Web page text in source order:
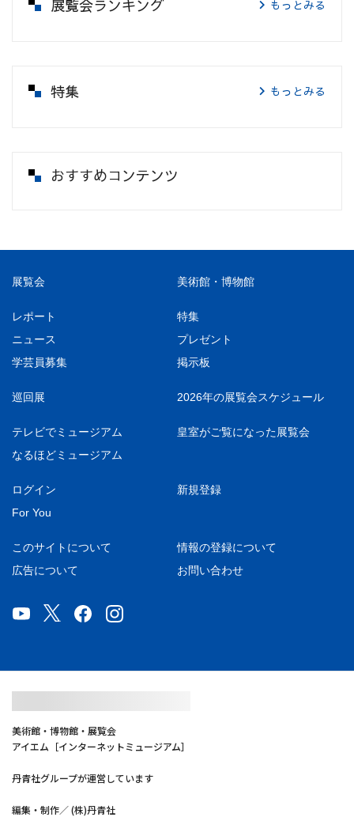
展覧会ランキング もっとみる
特集 もっとみる
おすすめコンテンツ
展覧会 美術館・博物館
レポート
特集
ニュース
プレゼント
学芸員募集
掲示板
巡回展 2026年の展覧会スケジュール
テレビでミュージアム
皇室がご覧になった展覧会
なるほどミュージアム
ログイン
新規登録
For You
このサイトについて
情報の登録について
広告について
お問い合わせ
美術館・博物館・展覧会
アイエム［インターネットミュージアム］
丹青社グループが運営しています
編集・制作／ (株)丹青社